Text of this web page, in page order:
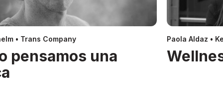
• Trans Company
pensamos una
Paola Aldaz •